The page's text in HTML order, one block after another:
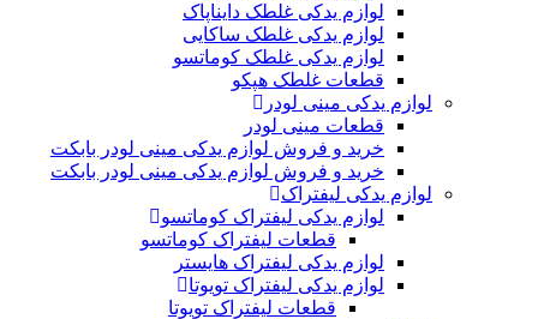
لوازم یدکی غلطک دایناپاک
لوازم یدکی غلطک ساکایی
لوازم یدکی غلطک کوماتسو
قطعات غلطک هپکو
لوازم یدکی مینی لودر
قطعات مینی لودر
خرید و فروش لوازم یدکی مینی لودر بابکت
خرید و فروش لوازم یدکی مینی لودر بابکت
لوازم یدکی لیفتراک
لوازم یدکی لیفتراک کوماتسو
قطعات لیفتراک کوماتسو
لوازم یدکی لیفتراک هایستر
لوازم یدکی لیفتراک تویوتا
قطعات لیفتراک تویوتا